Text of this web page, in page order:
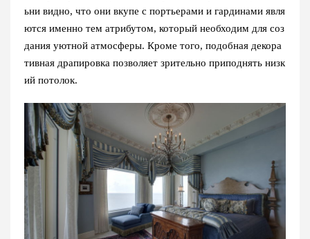
ьни видно, что они вкупе с портьерами и гардинами явля
ются именно тем атрибутом, который необходим для соз
дания уютной атмосферы. Кроме того, подобная декора
тивная драпировка позволяет зрительно приподнять низк
ий потолок.